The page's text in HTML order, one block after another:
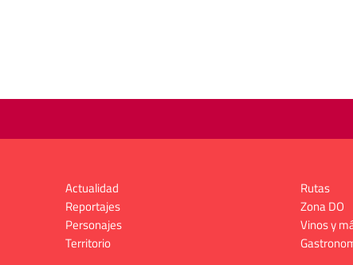
Actualidad
Reportajes
Personajes
Territorio
Rutas
Zona DO
Vinos y